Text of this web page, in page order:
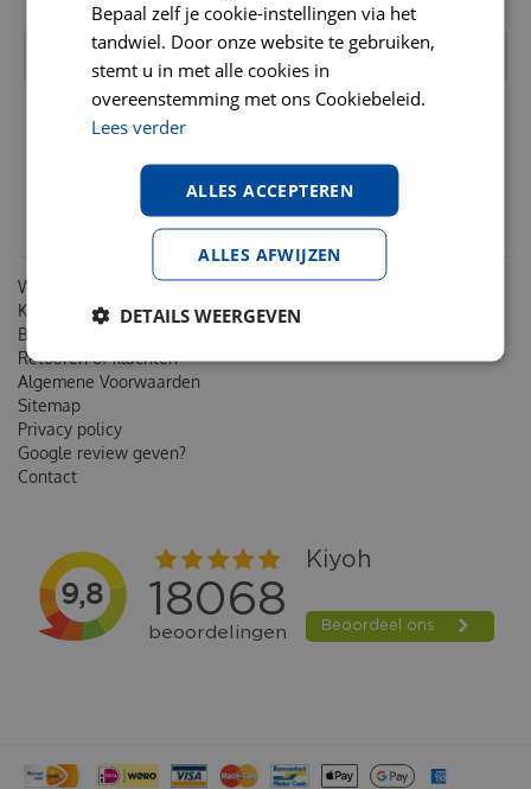
VAN NOORD'S DIERENVOEDERS:
Wie is van Noord
Klantenkaart
Bestellen & Verzending
Retouren of klachten
Algemene Voorwaarden
Sitemap
Privacy policy
Google review geven?
Contact
Bepaal zelf je cookie-instellingen via het
tandwiel. Door onze website te gebruiken,
stemt u in met alle cookies in
overeenstemming met ons Cookiebeleid.
Lees verder
ALLES ACCEPTEREN
ALLES AFWIJZEN
DETAILS WEERGEVEN